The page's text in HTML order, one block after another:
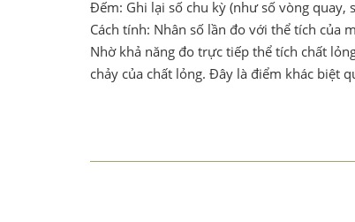
Đếm: Ghi lại số chu kỳ (như số vòng quay,
Cách tính: Nhân số lần đo với thể tích
Nhờ khả năng đo trực tiếp thể tích chất
chảy của chất lỏng. Đây là điểm khác biệt
Các loại lưu lượng kế